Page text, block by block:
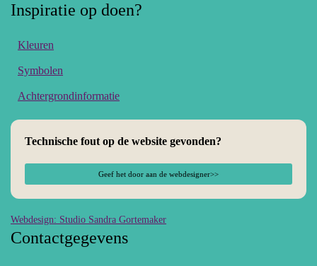
Inspiratie op doen?
Kleuren
Symbolen
Achtergrondinformatie
Technische fout op de website gevonden?
Geef het door aan de webdesigner>>
Webdesign: Studio Sandra Gortemaker
Contactgegevens